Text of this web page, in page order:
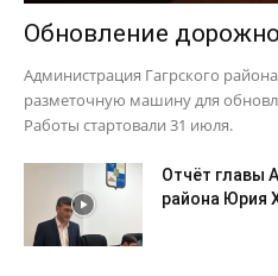
Обновление
Администрация Гагрского
разметочную машину для
Работы стартовали 31 июля.
Отчёт главы
района Юрия